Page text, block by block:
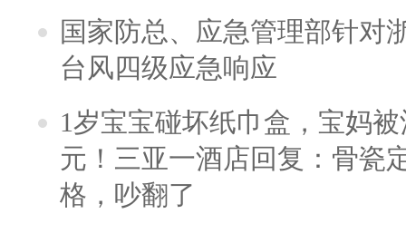
国家防总、应急管理部针对
台风四级应急响应
1岁宝宝碰坏纸巾盒，宝妈
元！三亚一酒店回复：骨瓷
格，吵翻了